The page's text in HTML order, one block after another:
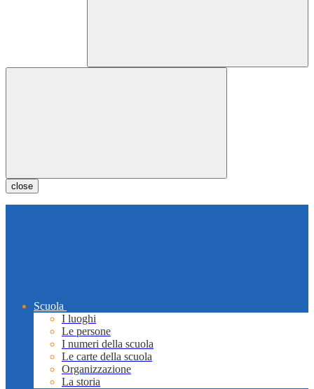
close
Scuola
I luoghi
Le persone
I numeri della scuola
Le carte della scuola
Organizzazione
La storia